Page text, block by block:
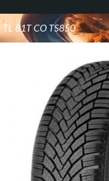
81T CO TS850
À PLAT